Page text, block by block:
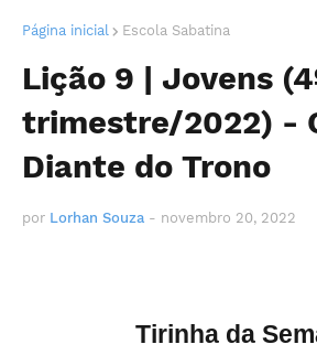
Página inicial Escola Sabatina
Lição 9 | Jovens
trimestre/2022) -
Diante do Trono
por Lorhan Souza - novembro 20, 2022
Tirinha da